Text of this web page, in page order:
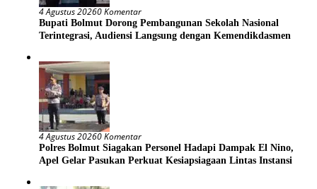
4 Agustus 20260 Komentar
Bupati Bolmut Dorong Pembangunan Sekolah Nasional
Terintegrasi, Audiensi Langsung dengan Kemendikdasmen
4 Agustus 20260 Komentar
Polres Bolmut Siagakan Personel Hadapi Dampak El Nino,
Apel Gelar Pasukan Perkuat Kesiapsiagaan Lintas Instansi